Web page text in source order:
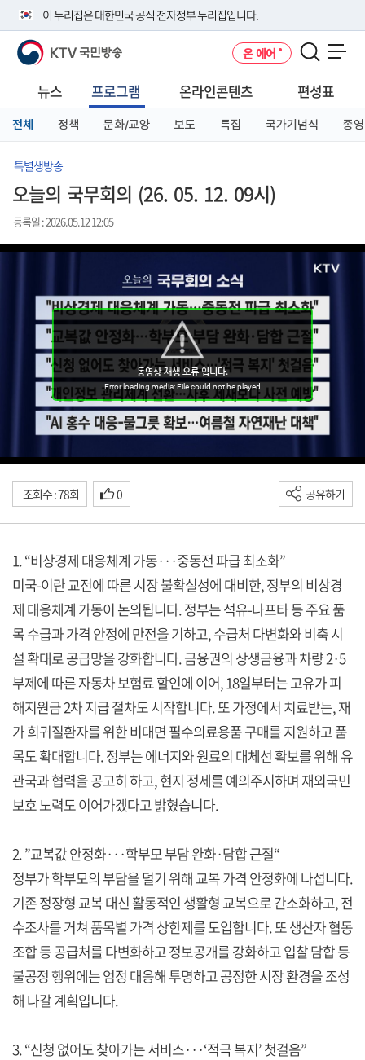
이 누리집은 대한민국 공식 전자정부 누리집입니다.
공식 누리집 주소 확인하기
니다.
이밖에 or.kr 또는 .kr등 다른 도메인 주소를 사용하고 있다면 아래 URL에
서 도메인 주소를 확인해 보세요
KTV 국민방송 온 에어
뉴스 프로그램 온라인콘텐츠 편성표
전체 정책 문화/교양 보도 특집 국가기념식 종영
특별생방송
오늘의 국무회의 (26. 05. 12. 09시)
등록일 : 2026.05.12 12:05
조회수 : 78회 0 공유하기
1. “비상경제 대응체계 가동···중동전 파급 최소화”
미국-이란 교전에 따른 시장 불확실성에 대비한, 정부의 비상경
제 대응체계 가동이 논의됩니다. 정부는 석유-나프타 등 주요 품
목 수급과 가격 안정에 만전을 기하고, 수급처 다변화와 비축 시
설 확대로 공급망을 강화합니다. 금융권의 상생금융과 차량 2·5
부제에 따른 자동차 보험료 할인에 이어, 18일부터는 고유가 피
해지원금 2차 지급 절차도 시작합니다. 또 가정에서 치료받는, 재
가 희귀질환자를 위한 비대면 필수의료용품 구매를 지원하고 품
목도 확대합니다. 정부는 에너지와 원료의 대체선 확보를 위해 유
관국과 협력을 공고히 하고, 현지 정세를 예의주시하며 재외국민
보호 노력도 이어가겠다고 밝혔습니다.
2. ”교복값 안정화···학부모 부담 완화·담합 근절“
정부가 학부모의 부담을 덜기 위해 교복 가격 안정화에 나섭니다.
기존 정장형 교복 대신 활동적인 생활형 교복으로 간소화하고, 전
수조사를 거쳐 품목별 가격 상한제를 도입합니다. 또 생산자 협동
조합 등 공급처를 다변화하고 정보공개를 강화하고 입찰 담합 등
불공정 행위에는 엄정 대응해 투명하고 공정한 시장 환경을 조성
해 나갈 계획입니다.
3. “신청 없어도 찾아가는 서비스···‘적극 복지’ 첫걸음”